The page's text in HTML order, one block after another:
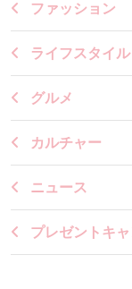
ファッション
ライフスタイル
グルメ
カルチャー
ニュース
プレゼントキ